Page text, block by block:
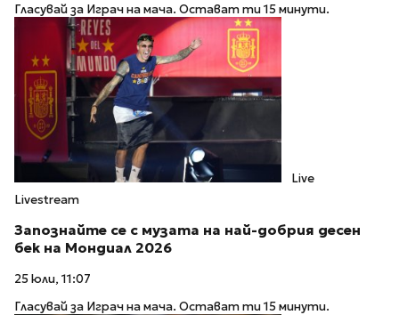
Гласувай за Играч на мача. Остават ти 15 минути.
Live
Livestream
Запознайте се с музата на най-добрия десен
бек на Мондиал 2026
25 юли, 11:07
Гласувай за Играч на мача. Остават ти 15 минути.